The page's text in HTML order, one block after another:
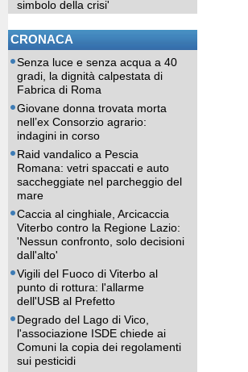
simbolo della crisi'
CRONACA
Senza luce e senza acqua a 40
gradi, la dignità calpestata di
Fabrica di Roma
Giovane donna trovata morta
nell’ex Consorzio agrario:
indagini in corso
Raid vandalico a Pescia
Romana: vetri spaccati e auto
saccheggiate nel parcheggio del
mare
Caccia al cinghiale, Arcicaccia
Viterbo contro la Regione Lazio:
'Nessun confronto, solo decisioni
dall'alto'
Vigili del Fuoco di Viterbo al
punto di rottura: l'allarme
dell'USB al Prefetto
Degrado del Lago di Vico,
l'associazione ISDE chiede ai
Comuni la copia dei regolamenti
sui pesticidi